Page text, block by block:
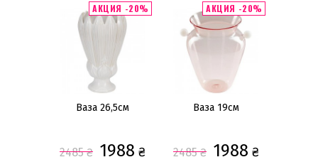
АКЦИЯ -20%
Ваза 26,5см
2485 ₴ 1988 ₴
АКЦИЯ -20%
Ваза 19см
2485 ₴ 1988 ₴